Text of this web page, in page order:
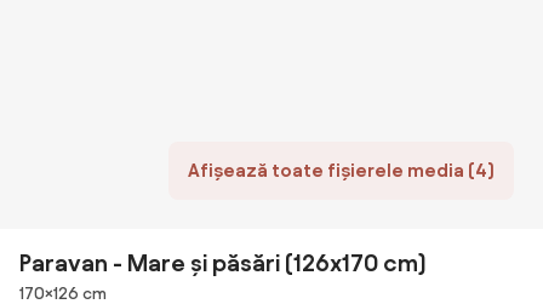
Afișează toate fișierele media (4)
Paravan - Mare și păsări (126x170 cm)
Dimensiuni
170×126 cm